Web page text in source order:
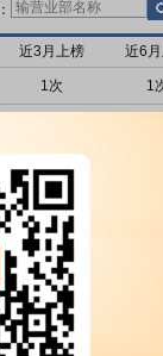
近3月上榜 近6
1次 1
月11日 星期二 2022年
21日 星期三 2021年